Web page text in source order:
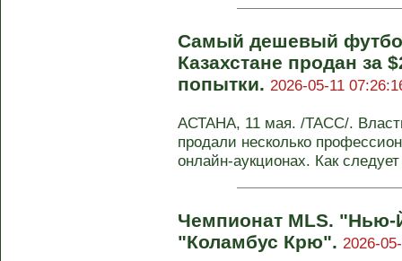
Самый дешевый
Казахстане продан за
попытки. 2026-05-11
АСТАНА, 11 мая. /ТАСС/.
продали несколько
онлайн-аукционах. Как
Чемпионат MLS. "Нью-
"Коламбус Крю". 2026-